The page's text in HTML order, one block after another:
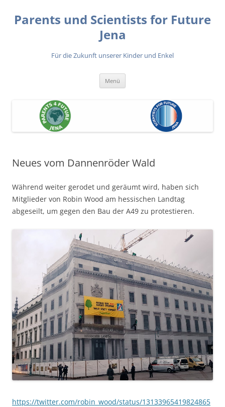
springen
Parents und Scientists for Future
Jena
Für die Zukunft unserer Kinder und Enkel
Menü
Neues vom Dannenröder Wald
Während weiter gerodet und geräumt wird, haben sich
Mitglieder von Robin Wood am hessischen Landtag
abgeseilt, um gegen den Bau der A49 zu protestieren.
https://twitter.com/robin_wood/status/13133965419824865